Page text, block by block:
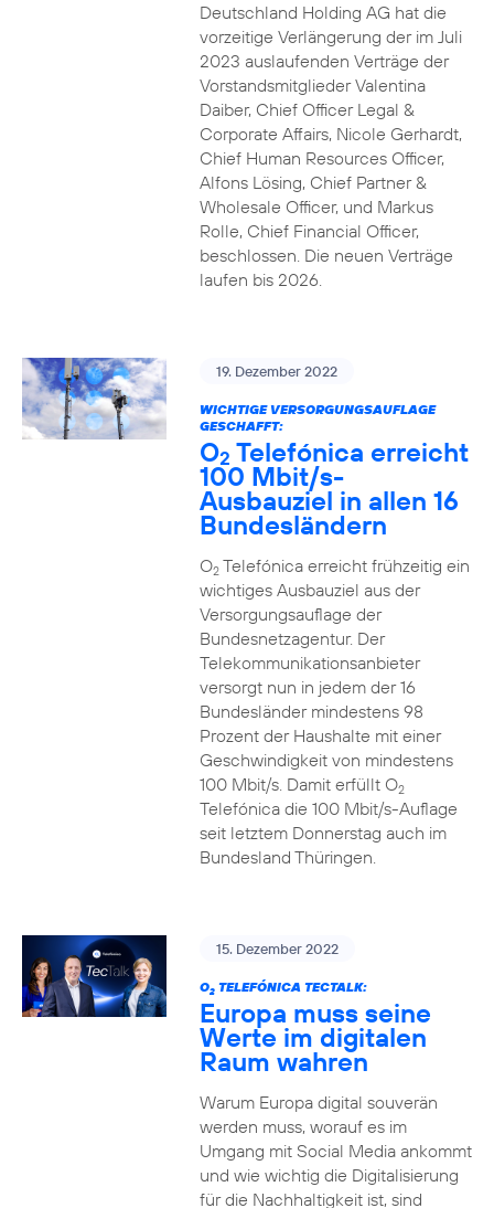
Deutschland Holding AG hat die
vorzeitige Verlängerung der im Juli
2023 auslaufenden Verträge der
Vorstandsmitglieder Valentina
Daiber, Chief Officer Legal &
Corporate Affairs, Nicole Gerhardt,
Chief Human Resources Officer,
Alfons Lösing, Chief Partner &
Wholesale Officer, und Markus
Rolle, Chief Financial Officer,
beschlossen. Die neuen Verträge
laufen bis 2026.
19. Dezember 2022
WICHTIGE VERSORGUNGSAUFLAGE
GESCHAFFT:
O2 Telefónica erreicht
100 Mbit/s-
Ausbauziel in allen 16
Bundesländern
O2Telefónica erreicht frühzeitig ein
wichtiges Ausbauziel aus der
Versorgungsauflage der
Bundesnetzagentur. Der
Telekommunikationsanbieter
versorgt nun in jedem der 16
Bundesländer mindestens 98
Prozent der Haushalte mit einer
Geschwindigkeit von mindestens
100 Mbit/s. Damit erfüllt O2
Telefónica die 100 Mbit/s-Auflage
seit letztem Donnerstag auch im
Bundesland Thüringen.
15. Dezember 2022
O2TELEFÓNICA TECTALK:
Europa muss seine
Werte im digitalen
Raum wahren
Warum Europa digital souverän
werden muss, worauf es im
Umgang mit Social Media ankommt
und wie wichtig die Digitalisierung
für die Nachhaltigkeit ist, sind